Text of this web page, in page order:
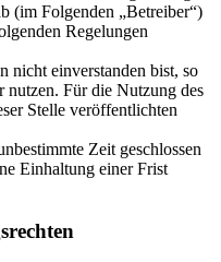
(im Folgenden „Betreiber“)
Regelungen
nicht einverstanden bist, so
nutzen. Für die Nutzung des
Stelle veröffentlichten
Zeit geschlossen
Einhaltung einer Frist